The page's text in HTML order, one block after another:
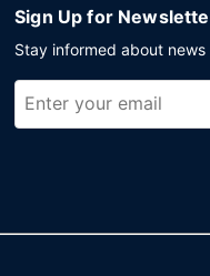
Sign Up for
Stay informed about